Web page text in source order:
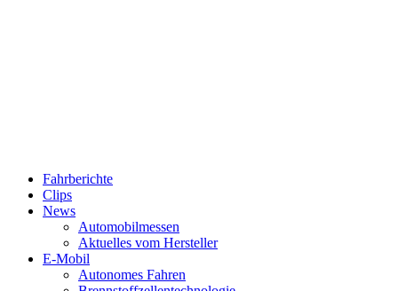
Fahrberichte
Clips
News
Automobilmessen
Aktuelles vom Hersteller
E-Mobil
Autonomes Fahren